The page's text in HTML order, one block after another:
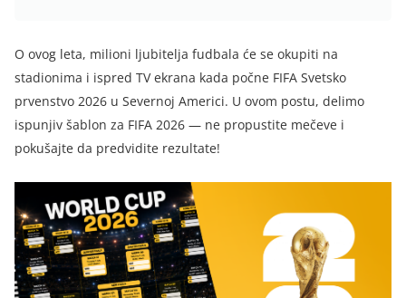
O ovog leta, milioni ljubitelja fudbala će se okupiti na
stadionima i ispred TV ekrana kada počne FIFA Svetsko
prvenstvo 2026 u Severnoj Americi. U ovom postu, delimo
ispunjiv šablon za FIFA 2026 — ne propustite mečeve i
pokušajte da predvidite rezultate!